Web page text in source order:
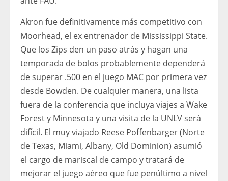
Akron fue definitivamente más competitivo con
Moorhead, el ex entrenador de Mississippi State.
Que los Zips den un paso atrás y hagan una
temporada de bolos probablemente dependerá
de superar .500 en el juego MAC por primera vez
desde Bowden. De cualquier manera, una lista
fuera de la conferencia que incluya viajes a Wake
Forest y Minnesota y una visita de la UNLV será
difícil. El muy viajado Reese Poffenbarger (Norte
de Texas, Miami, Albany, Old Dominion) asumió
el cargo de mariscal de campo y tratará de
mejorar el juego aéreo que fue penúltimo a nivel